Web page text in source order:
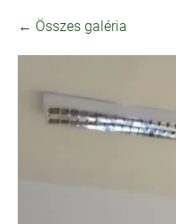
Összes galéria